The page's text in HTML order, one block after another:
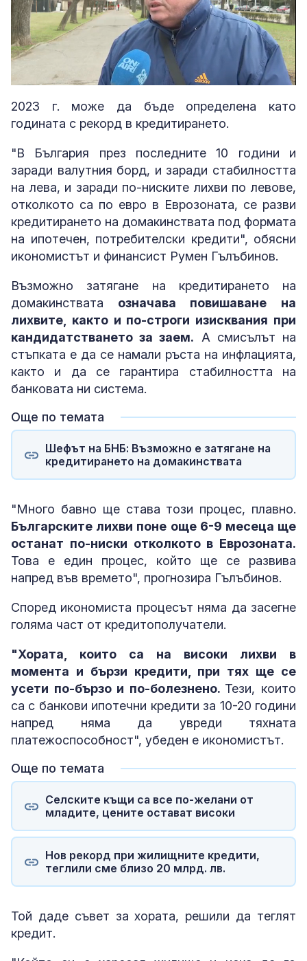
Unmute Loaded
28.50%
2023 г. може да бъде определена като
годината с рекорд в кредитирането.
"В България през последните 10 години и
заради валутния борд, и заради стабилността
на лева, и заради по-ниските лихви по левове,
отколкото са по евро в Еврозоната, се разви
кредитирането на домакинствата под формата
на ипотечен, потребителски кредити", обясни
икономистът и финансист Румен Гълъбинов.
Възможно затягане на кредитирането на
домакинствата означава повишаване на
лихвите, както и по-строги изисквания при
кандидатстването за заем. А смисълът на
стъпката е да се намали ръста на инфлацията,
както и да се гарантира стабилността на
банковата ни система.
Още по темата
Шефът на БНБ: Възможно е затягане на
кредитирането на домакинствата
"Много бавно ще става този процес, плавно.
Българските лихви поне още 6-9 месеца ще
останат по-ниски отколкото в Еврозоната.
Това е един процес, който ще се развива
напред във времето", прогнозира Гълъбинов.
Според икономиста процесът няма да засегне
голяма част от кредитополучатели.
"Хората, които са на високи лихви в
момента и бързи кредити, при тях ще се
усети по-бързо и по-болезнено. Тези, които
са с банкови ипотечни кредити за 10-20 години
напред няма да увреди тяхната
платежоспособност", убеден е икономистът.
Още по темата
Селските къщи са все по-желани от
младите, цените остават високи
Нов рекорд при жилищните кредити,
теглили сме близо 20 млрд. лв.
Той даде съвет за хората, решили да теглят
кредит.